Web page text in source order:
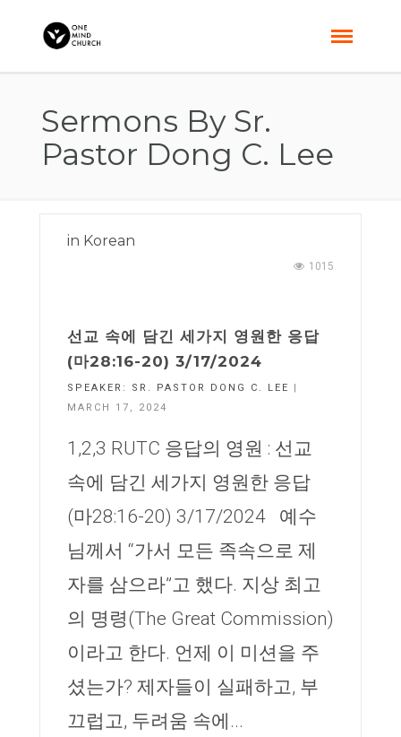
Sermons By Sr.
Pastor Dong C. Lee
in Korean
1015
선교 속에 담긴 세가지 영원한 응답
(마28:16-20) 3/17/2024
SPEAKER: SR. PASTOR DONG C. LEE
|
MARCH 17, 2024
1,2,3 RUTC 응답의 영원 : 선교
속에 담긴 세가지 영원한 응답
(마28:16-20) 3/17/2024 예수
님께서 “가서 모든 족속으로 제
자를 삼으라”고 했다. 지상 최고
의 명령(The Great Commission)
이라고 한다. 언제 이 미션을 주
셨는가? 제자들이 실패하고, 부
끄럽고, 두려움 속에...